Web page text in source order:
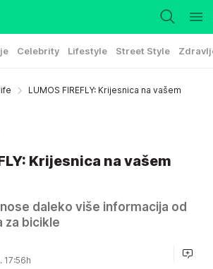
Celebrity Lifestyle Street Style
LUMOS FIREFLY: Krijesnica na vašem
Krijesnica na vašem
daleko više informacija od
za bicikle
17:56h